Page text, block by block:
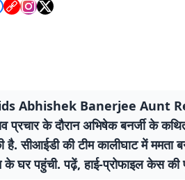
Abhishek Banerjee Aunt
प्रचार के दौरान अभिषेक बनर्जी के
है. सीआईडी की टीम कालीघाट में
के घर पहुंची. पढ़ें, हाई-प्रोफाइल केस की